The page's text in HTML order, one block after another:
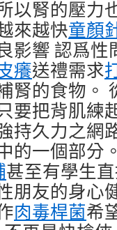
以腎的壓力
來越快童顏
影響 認爲
癢送禮需求
腎的食物。
要把背肌練
持久力之網
的一個部分
甚至有學生
朋友的身心
肉毒桿菌希